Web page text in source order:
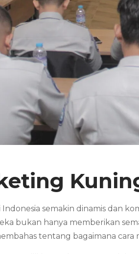
Indonesia semakin dinamis dan
bukan hanya memberikan
tentang bagaimana